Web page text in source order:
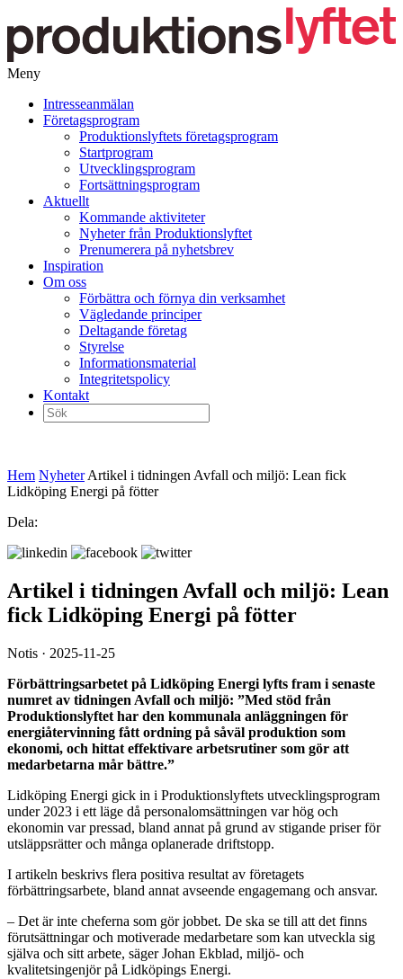
Meny
vidare
Intresseanmälan
Företagsprogram
Produktionslyftets företagsprogram
Startprogram
Utvecklingsprogram
Fortsättningsprogram
Aktuellt
Kommande aktiviteter
Nyheter från Produktionslyftet
Prenumerera på nyhetsbrev
Inspiration
Om oss
Förbättra och förnya din verksamhet
Vägledande principer
Deltagande företag
Styrelse
Informationsmaterial
Integritetspolicy
Kontakt
Sök
efter:
Hem Nyheter Artikel i tidningen Avfall och miljö: Lean fick
Lidköping Energi på fötter
Dela:
Artikel i tidningen Avfall och miljö: Lean
fick Lidköping Energi på fötter
Notis · 2025-11-25
Förbättringsarbetet på Lidköping Energi lyfts fram i senaste
numret av tidningen Avfall och miljö: ”Med stöd från
Produktionslyftet har den kommunala anläggningen för
energiåtervinning fått ordning på såväl produktion som
ekonomi, och hittat effektivare arbetsrutiner som gör att
medarbetarna mår bättre.”
Lidköping Energi gick in i Produktionslyftets utvecklingsprogram
under 2023 i ett läge då personalomsättningen var hög och
ekonomin var pressad, bland annat på grund av stigande priser för
utsläppsrätter och många oplanerade driftstopp.
I artikeln beskrivs flera positiva resultat av företagets
förbättringsarbete, bland annat avseende engagemang och ansvar.
– Det är inte cheferna som gör jobbet. De ska se till att det finns
förutsättningar och motiverade medarbetare som kan utveckla sig
själva och sitt arbete, säger Johan Ekblad, miljö- och
kvalitetsingenjör på Lidköpings Energi.